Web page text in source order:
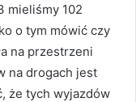
mieliśmy 102
o tym mówić czy
na przestrzeni
na drogach jest
że tych wyjazdów